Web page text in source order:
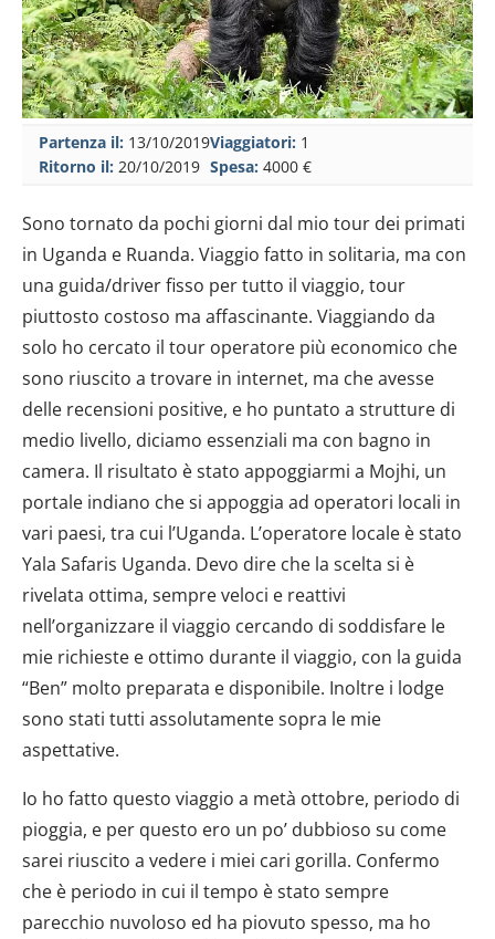
Partenza il: 13/10/2019
Ritorno il: 20/10/2019
Viaggiatori: 1
Spesa: 4000 €
Sono tornato da pochi giorni dal mio tour dei primati
in Uganda e Ruanda. Viaggio fatto in solitaria, ma con
una guida/driver fisso per tutto il viaggio, tour
piuttosto costoso ma affascinante. Viaggiando da
solo ho cercato il tour operatore più economico che
sono riuscito a trovare in internet, ma che avesse
delle recensioni positive, e ho puntato a strutture di
medio livello, diciamo essenziali ma con bagno in
camera. Il risultato è stato appoggiarmi a Mojhi, un
portale indiano che si appoggia ad operatori locali in
vari paesi, tra cui l’Uganda. L’operatore locale è stato
Yala Safaris Uganda. Devo dire che la scelta si è
rivelata ottima, sempre veloci e reattivi
nell’organizzare il viaggio cercando di soddisfare le
mie richieste e ottimo durante il viaggio, con la guida
“Ben” molto preparata e disponibile. Inoltre i lodge
sono stati tutti assolutamente sopra le mie
aspettative.
Io ho fatto questo viaggio a metà ottobre, periodo di
pioggia, e per questo ero un po’ dubbioso su come
sarei riuscito a vedere i miei cari gorilla. Confermo
che è periodo in cui il tempo è stato sempre
parecchio nuvoloso ed ha piovuto spesso, ma ho